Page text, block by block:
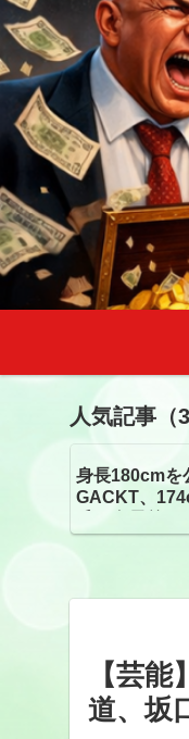
人気記事（
身長180cmを
GACKT、
トざわつき
【芸
道、坂